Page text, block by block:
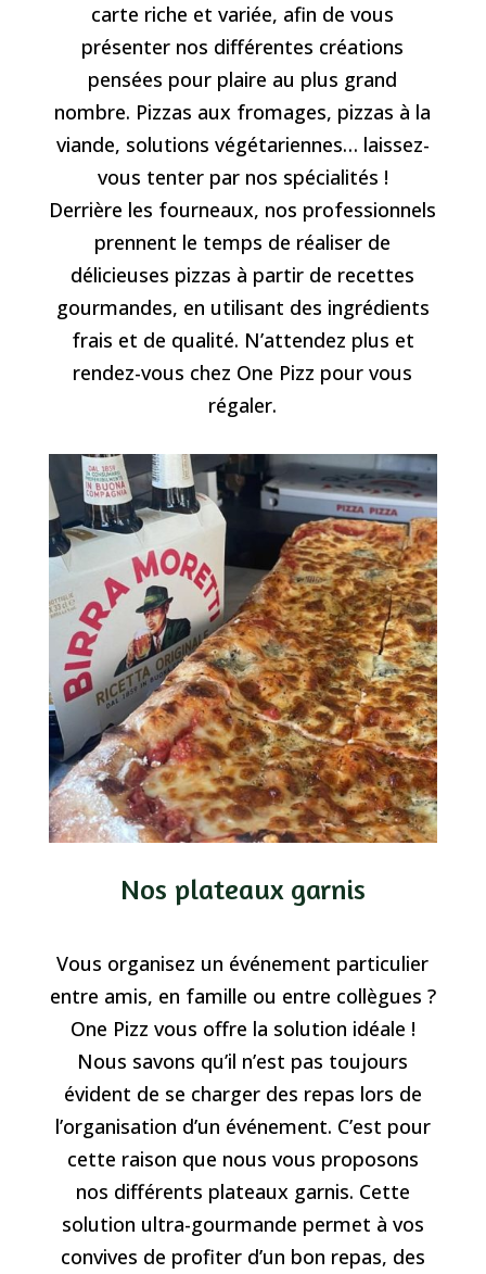
carte riche et variée, afin de vous
présenter nos différentes créations
pensées pour plaire au plus grand
nombre. Pizzas aux fromages, pizzas à la
viande, solutions végétariennes… laissez-
vous tenter par nos spécialités !
Derrière les fourneaux, nos professionnels
prennent le temps de réaliser de
délicieuses pizzas à partir de recettes
gourmandes, en utilisant des ingrédients
frais et de qualité. N’attendez plus et
rendez-vous chez One Pizz pour vous
régaler.
Nos plateaux garnis
Vous organisez un événement particulier
entre amis, en famille ou entre collègues ?
One Pizz vous offre la solution idéale !
Nous savons qu’il n’est pas toujours
évident de se charger des repas lors de
l’organisation d’un événement. C’est pour
cette raison que nous vous proposons
nos différents plateaux garnis. Cette
solution ultra-gourmande permet à vos
convives de profiter d’un bon repas, des